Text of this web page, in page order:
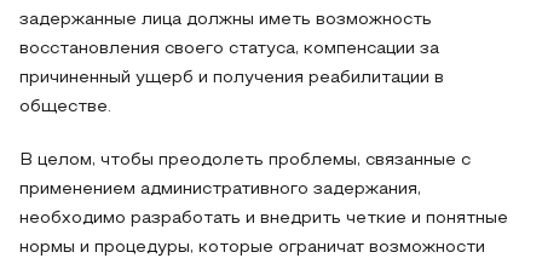
задержанные лица должны иметь возможность
восстановления своего статуса, компенсации за
причиненный ущерб и получения реабилитации в
обществе.
В целом, чтобы преодолеть проблемы, связанные с
применением административного задержания,
необходимо разработать и внедрить четкие и понятные
нормы и процедуры, которые ограничат возможности